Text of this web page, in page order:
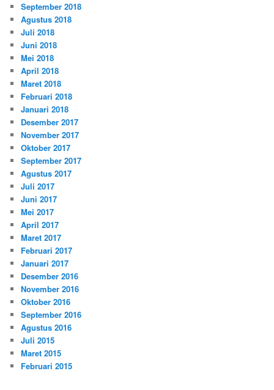
September 2018
Agustus 2018
Juli 2018
Juni 2018
Mei 2018
April 2018
Maret 2018
Februari 2018
Januari 2018
Desember 2017
November 2017
Oktober 2017
September 2017
Agustus 2017
Juli 2017
Juni 2017
Mei 2017
April 2017
Maret 2017
Februari 2017
Januari 2017
Desember 2016
November 2016
Oktober 2016
September 2016
Agustus 2016
Juli 2015
Maret 2015
Februari 2015